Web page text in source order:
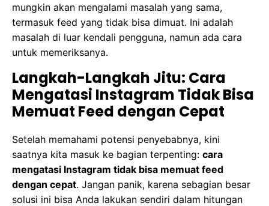
mungkin akan mengalami masalah yang sama,
termasuk feed yang tidak bisa dimuat. Ini adalah
masalah di luar kendali pengguna, namun ada cara
untuk memeriksanya.
Langkah-Langkah Jitu: Cara
Mengatasi Instagram Tidak Bisa
Memuat Feed dengan Cepat
Setelah memahami potensi penyebabnya, kini
saatnya kita masuk ke bagian terpenting: cara
mengatasi Instagram tidak bisa memuat feed
dengan cepat. Jangan panik, karena sebagian besar
solusi ini bisa Anda lakukan sendiri dalam hitungan